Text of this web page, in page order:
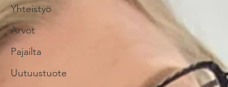
Yhteistyö
Arvot
Pajailta
Uutuustuote